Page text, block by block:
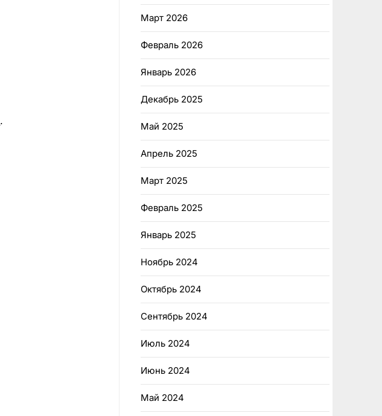
.
Март 2026
Февраль 2026
Январь 2026
Декабрь 2025
Май 2025
Апрель 2025
Март 2025
Февраль 2025
Январь 2025
Ноябрь 2024
Октябрь 2024
Сентябрь 2024
Июль 2024
Июнь 2024
Май 2024